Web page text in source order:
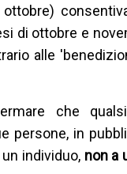
di ottobre e
alle
che
persone, in
individuo, non a